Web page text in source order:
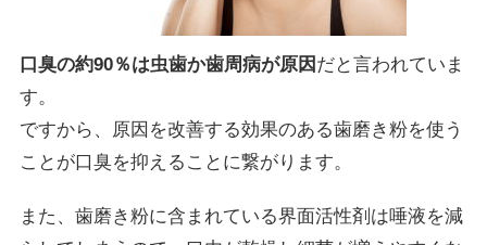
口臭の約90％は虫歯か歯周病が原因 だと言われていま
す。
ですから、原因を改善する効果のある歯磨き粉を使う
ことが口臭を抑えることに繋がります。
また、歯磨き粉に含まれている界面活性剤は唾液を減